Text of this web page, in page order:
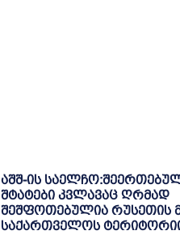
აშშ-ის
შტატები კვლავაც ღრმად
შეშფოთებულია რუსეთის
საქართველოს